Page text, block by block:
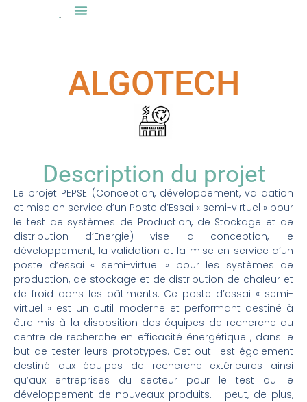
ALGOTECH
Description du projet
Le projet PEPSE (Conception, développement, validation
et mise en service d’un Poste d’Essai « semi-virtuel » pour
le test de systèmes de Production, de Stockage et de
distribution d’Energie) vise la conception, le
développement, la validation et la mise en service d’un
poste d’essai « semi-virtuel » pour les systèmes de
production, de stockage et de distribution de chaleur et
de froid dans les bâtiments. Ce poste d’essai « semi-
virtuel » est un outil moderne et performant destiné à
être mis à la disposition des équipes de recherche du
centre de recherche en efficacité énergétique , dans le
but de tester leurs prototypes. Cet outil est également
destiné aux équipes de recherche extérieures ainsi
qu’aux entreprises du secteur pour le test ou le
développement de nouveaux produits. Il peut, de plus,